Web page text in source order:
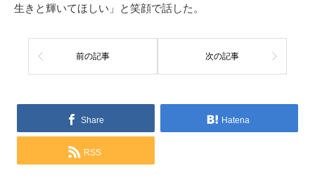
生きと輝いてほしい」と笑顔で話した。
前の記事 次の記事
Share Hatena
RSS